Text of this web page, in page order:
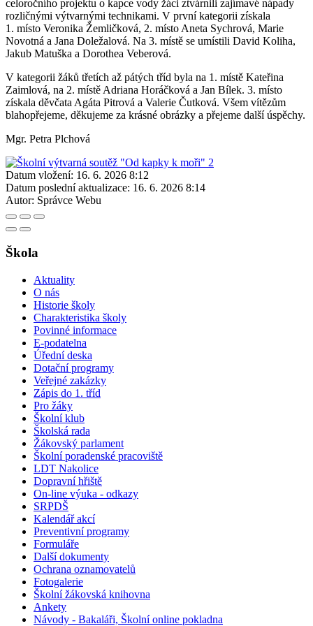
celoročního projektu o kapce vody žáci ztvárnili zajímavé nápady
rozličnými výtvarnými technikami. V první kategorii získala
1. místo Veronika Žemličková, 2. místo Aneta Sychrová, Marie
Novotná a Jana Doležalová. Na 3. místě se umístili David Koliha,
Jakub Matuška a Dorothea Veberová.
V kategorii žáků třetích až pátých tříd byla na 1. místě Kateřina
Zaimlová, na 2. místě Adriana Horáčková a Jan Bílek. 3. místo
získala děvčata Agáta Pitrová a Valerie Čutková. Všem vítězům
blahopřejeme, děkujeme za krásné obrázky a přejeme další úspěchy.
Mgr. Petra Plchová
Datum vložení: 16. 6. 2026 8:12
Datum poslední aktualizace: 16. 6. 2026 8:14
Autor: Správce Webu
Škola
Aktuality
O nás
Historie školy
Charakteristika školy
Povinné informace
E-podatelna
Úřední deska
Dotační programy
Veřejné zakázky
Zápis do 1. tříd
Pro žáky
Školní klub
Školská rada
Žákovský parlament
Školní poradenské pracoviště
LDT Nakolice
Dopravní hřiště
On-line výuka - odkazy
SRPDŠ
Kalendář akcí
Preventivní programy
Formuláře
Další dokumenty
Ochrana oznamovatelů
Fotogalerie
Školní žákovská knihovna
Ankety
Návody - Bakaláři, Školní online pokladna